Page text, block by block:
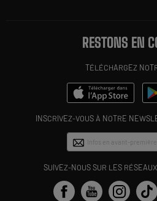
RESTONS EN
TÉLÉCHARGEZ
INSCRIVEZ-VOUS À NOTRE
SUIVEZ-NOUS SUR LES